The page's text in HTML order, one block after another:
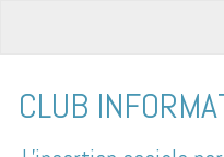
CLUB